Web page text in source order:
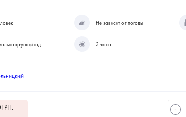
Не зависит от погоды
круглый год 3 часа
ГРН. -